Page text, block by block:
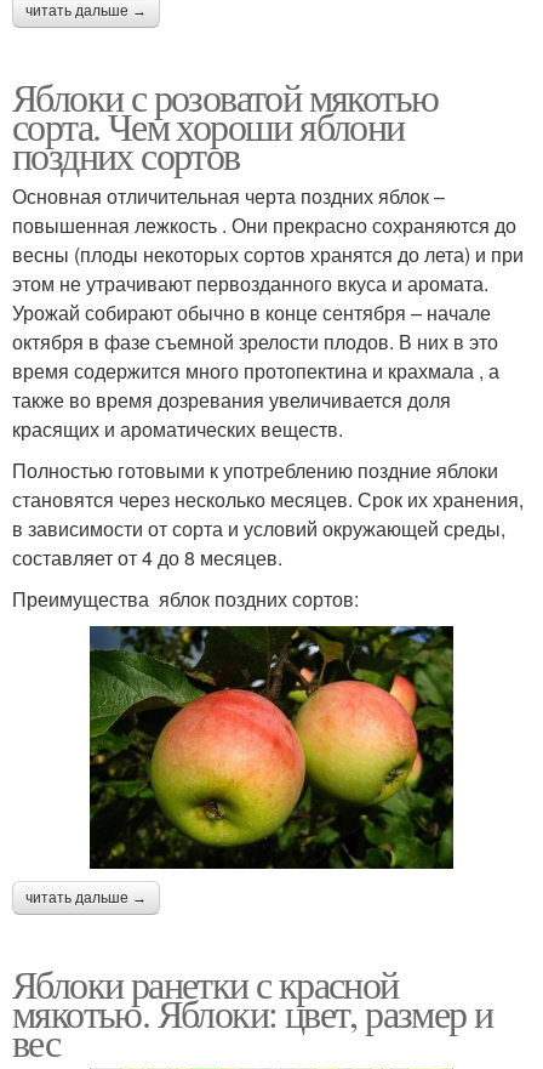
читать дальше →
Яблоки с розоватой мякотью
сорта. Чем хороши яблони
поздних сортов
Основная отличительная черта поздних яблок –
повышенная лежкость . Они прекрасно сохраняются до
весны (плоды некоторых сортов хранятся до лета) и при
этом не утрачивают первозданного вкуса и аромата.
Урожай собирают обычно в конце сентября – начале
октября в фазе съемной зрелости плодов. В них в это
время содержится много протопектина и крахмала , а
также во время дозревания увеличивается доля
красящих и ароматических веществ.
Полностью готовыми к употреблению поздние яблоки
становятся через несколько месяцев. Срок их хранения,
в зависимости от сорта и условий окружающей среды,
составляет от 4 до 8 месяцев.
Преимущества яблок поздних сортов:
читать дальше →
Яблоки ранетки с красной
мякотью. Яблоки: цвет, размер и
вес